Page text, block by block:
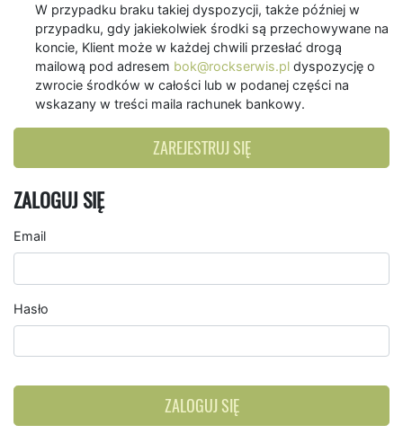
W przypadku braku takiej dyspozycji, także później w
przypadku, gdy jakiekolwiek środki są przechowywane na
koncie, Klient może w każdej chwili przesłać drogą
mailową pod adresem bok@rockserwis.pl dyspozycję o
zwrocie środków w całości lub w podanej części na
wskazany w treści maila rachunek bankowy.
ZAREJESTRUJ SIĘ
ZALOGUJ SIĘ
Email
Hasło
ZALOGUJ SIĘ